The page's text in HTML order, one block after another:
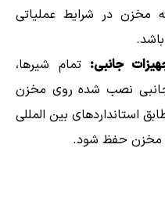
مخزن در شرایط عملیاتی
جانبی: تمام شیرها،
جانبی نصب شده روی مخزن
استانداردهای بین المللی
مخزن حفظ شود.